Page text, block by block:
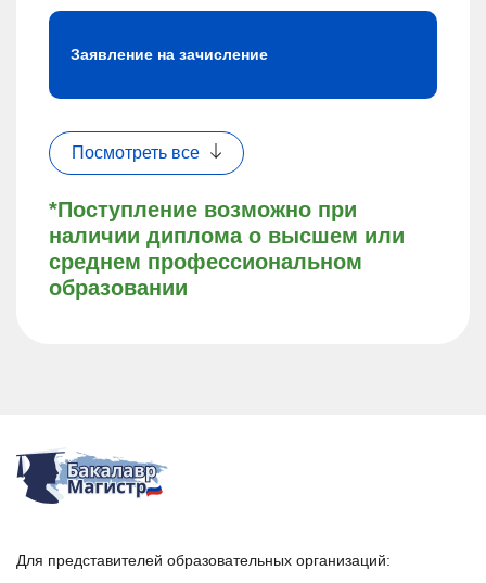
*Поступление возможно при
наличии диплома о высшем или
среднем профессиональном
образовании
Заявление на зачисление
Посмотреть все
Для представителей образовательных организаций: